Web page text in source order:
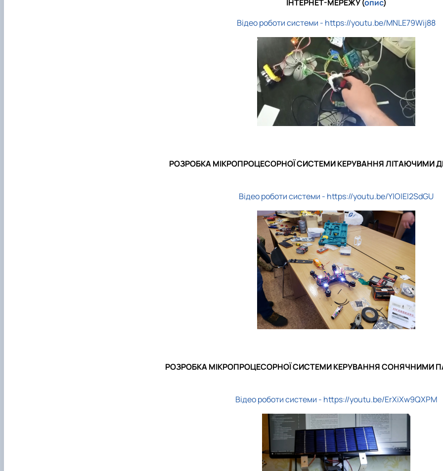
ІНТЕРНЕТ-МЕРЕЖУ (опис)
Відео роботи системи - https://youtu.be/MNLE79Wij88
РОЗРОБКА МІКРОПРОЦЕСОРНОЇ СИСТЕМИ КЕРУВАННЯ ЛІТАЮЧИМИ
Відео роботи системи - https://youtu.be/YlOIEl2SdGU
РОЗРОБКА МІКРОПРОЦЕСОРНОЇ СИСТЕМИ КЕРУВАННЯ СОНЯЧНИМИ
Відео роботи системи - https://youtu.be/ErXiXw9QXPM